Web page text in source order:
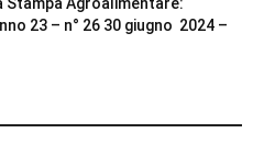
23 – n° 26 30 giugno 2024 –